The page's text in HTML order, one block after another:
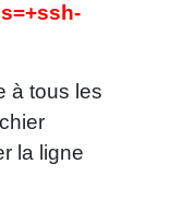
à tous les
la ligne